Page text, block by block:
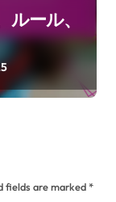
ール、
fields are marked*